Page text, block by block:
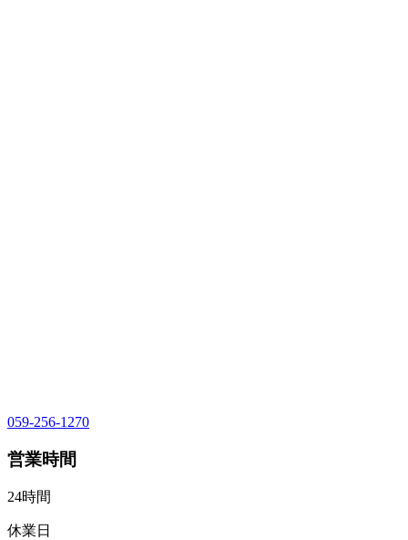
059-256-1270
営業時間
24時間
休業日